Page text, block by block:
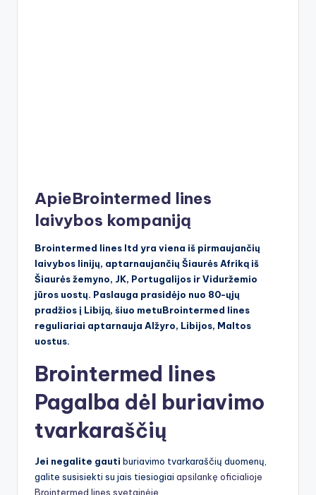
ApieBrointermed lines
laivybos kompaniją
Brointermed lines ltd yra viena iš pirmaujančių
laivybos linijų, aptarnaujančių Šiaurės Afriką iš
Šiaurės žemyno, JK, Portugalijos ir Viduržemio
jūros uostų. Paslauga prasidėjo nuo 80-ųjų
pradžios į Libiją, šiuo metuBrointermed lines
reguliariai aptarnauja Alžyro, Libijos, Maltos
uostus.
Brointermed lines
Pagalba dėl buriavimo
tvarkaraščių
Jei negalite gauti buriavimo tvarkaraščių duomenų,
galite susisiekti su jais tiesiogiai apsilankę oficialioje
Brointermed lines svetainėje